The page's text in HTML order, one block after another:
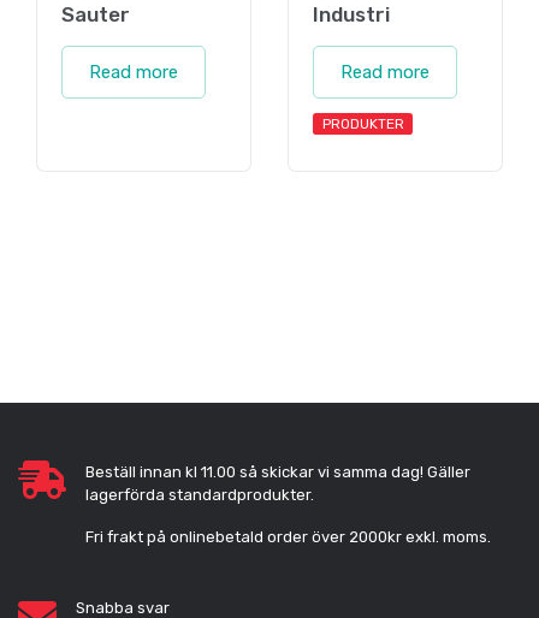
Sauter
Read more
Industri
Read more
PRODUKTER
Beställ innan kl 11.00 så skickar vi samma dag! Gäller
lagerförda standardprodukter.
Fri frakt på onlinebetald order över 2000kr exkl. moms.
Snabba svar